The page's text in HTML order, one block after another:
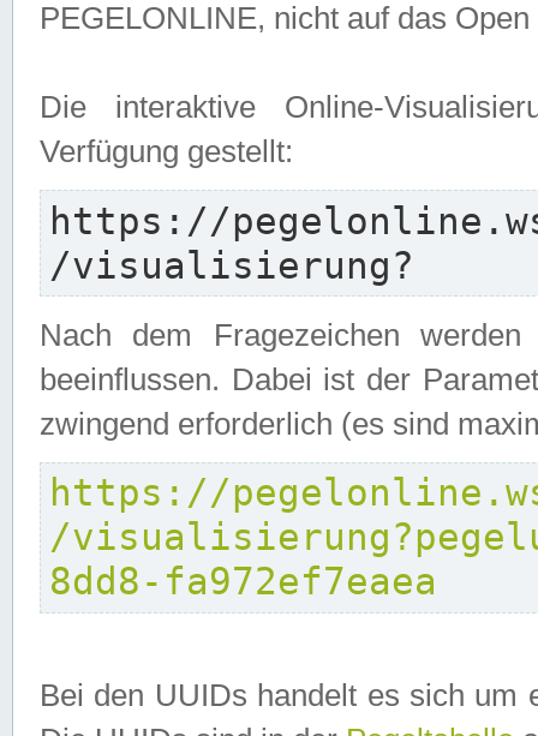
PEGELONLINE, nicht auf das
Die interaktive Online-
Verfügung gestellt:
https://
/visualisierung?
Nach dem Fragezeichen
beeinflussen. Dabei ist der
zwingend erforderlich (es sind
https://
/
8dd8-fa972ef7eaea
Bei den UUIDs handelt es sich um